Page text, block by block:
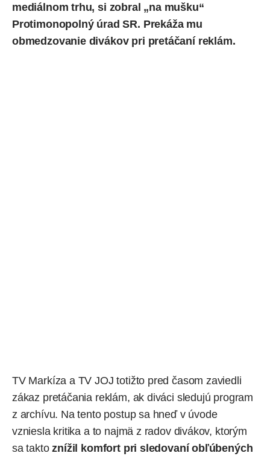
mediálnom trhu, si zobral „na mušku“
Protimonopolný úrad SR. Prekáža mu
obmedzovanie divákov pri pretáčaní reklám.
TV Markíza a TV JOJ totižto pred časom zaviedli
zákaz pretáčania reklám, ak diváci sledujú program
z archívu. Na tento postup sa hneď v úvode
vzniesla kritika a to najmä z radov divákov, ktorým
sa taktoznížil komfort pri sledovaní obľúbených